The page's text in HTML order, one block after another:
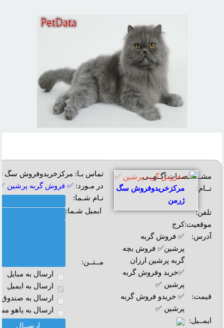
مشــخــصــات آگــهــی
نــام:
مرکزخریدوفروش سگ
ژرمن
تلفن:
موقعیت:کرج
آدرس:
✅ فروش گربه
پرشین✅ فروش بچه
گربه پرشین ارزان
✅خرید وفروش گربه
پرشین ✅
قیمت:
✅ خریدو فروش گربه
پرشین ✅
ایمــیل:
تماس بـا: مرکزخریدوفروش سگ
در مـورد:✅ فروش گربه پرشين
نـام شـما:
ایمیل شـما:
مــتــن:
ارسال به مبايل
ارسال به ايميل
ارسال به صندوق
ارسال به ياهو